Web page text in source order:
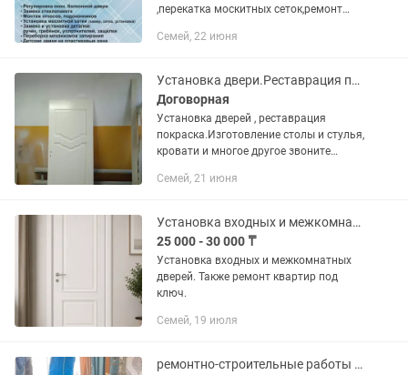
,перекатка москитных сеток,ремонт
на поворотно откидной,замена
Семей, 22 июня
Установка двери.Реставрация покраска в любой цвет
Договорная
Установка дверей , реставрация
покраска.Изготовление столы и стулья,
кровати и многое другое звоните
Семей, 21 июня
Установка входных и межкомнатных дверей
25 000 - 30 000 ₸
Установка входных и межкомнатных
дверей. Также ремонт квартир под
ключ.
Семей, 19 июля
ремонтно-строительные работы Качественно Надёжно Доступно